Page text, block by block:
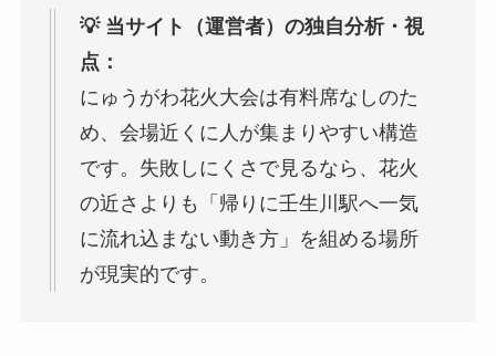
💡 当サイト（運営者）の独自分析・視
点：
にゅうがわ花火大会は有料席なしのた
め、会場近くに人が集まりやすい構造
です。失敗しにくさで見るなら、花火
の近さよりも「帰りに壬生川駅へ一気
に流れ込まない動き方」を組める場所
が現実的です。